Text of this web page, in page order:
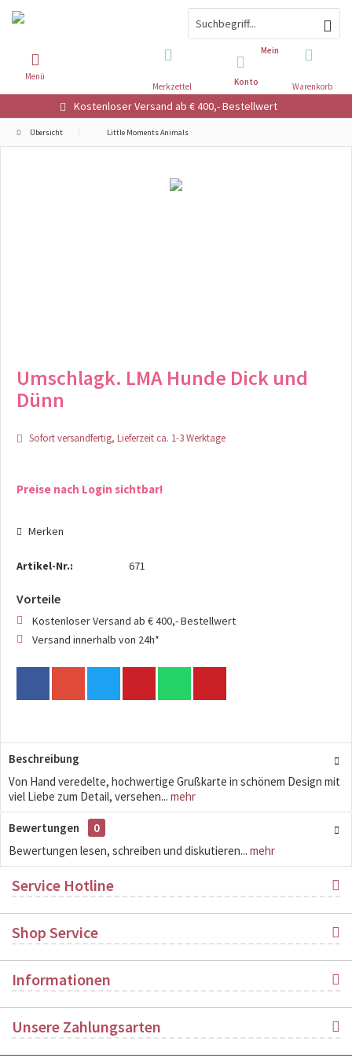
Kostenloser Versand ab € 400,- Bestellwert
Warenkorb
Merkzettel
Mein
Konto
Menü
Übersicht Little Moments Animals
Umschlagk. LMA Hunde Dick und
Dünn
Sofort versandfertig, Lieferzeit ca. 1-3 Werktage
Preise nach Login sichtbar!
Merken
Artikel-Nr.: 671
Vorteile
Kostenloser Versand ab € 400,- Bestellwert
Versand innerhalb von 24h*
Beschreibung
Von Hand veredelte, hochwertige Grußkarte in schönem Design mit
viel Liebe zum Detail, versehen... mehr
Bewertungen
0
Bewertungen lesen, schreiben und diskutieren... mehr
Service Hotline
Shop Service
Informationen
Unsere Zahlungsarten